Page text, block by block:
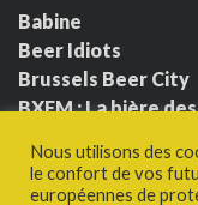
Babine
Beer Idiots
Brussels Beer City
BXFM : La bière
Ludotium
Politique de
Nous utilisons des
le confort de vos
européennes de